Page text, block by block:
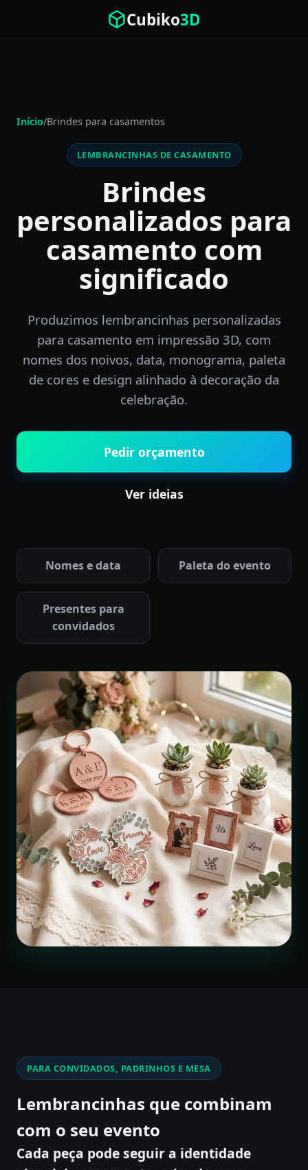
Cubiko3D
Início/Brindes para casamentos
LEMBRANCINHAS DE CASAMENTO
Brindes
personalizados para
casamento com
significado
Produzimos lembrancinhas personalizadas
para casamento em impressão 3D, com
nomes dos noivos, data, monograma, paleta
de cores e design alinhado à decoração da
celebração.
Pedir orçamento
Ver ideias
Nomes e data Paleta do evento
Presentes para
convidados
PARA CONVIDADOS, PADRINHOS E MESA
Lembrancinhas que combinam
com o seu evento
Cada peça pode seguir a identidade